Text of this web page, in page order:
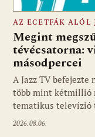
Fotó: media1.hu
AZ ECETFÁK ALÓL
Megint
tévécsatorna:
másodpercei
A Jazz TV befejezte
több mint kétmillió
tematikus televízió
2026.08.06.